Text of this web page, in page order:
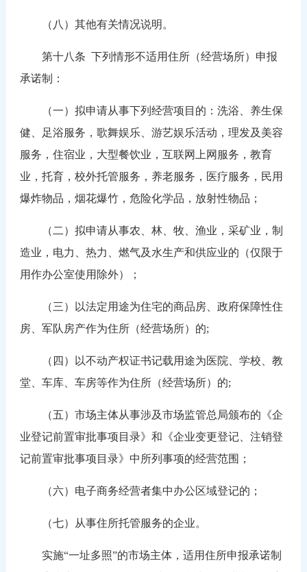
（八）其他有关情况说明。
第十八条 下列情形不适用住所（经营场所）申报
承诺制：
（一）拟申请从事下列经营项目的：洗浴、养生保
健、足浴服务，歌舞娱乐、游艺娱乐活动，理发及美容
服务，住宿业，大型餐饮业，互联网上网服务，教育
业，托育，校外托管服务，养老服务，医疗服务，民用
爆炸物品，烟花爆竹，危险化学品，放射性物品；
（二）拟申请从事农、林、牧、渔业，采矿业，制
造业，电力、热力、燃气及水生产和供应业的（仅限于
用作办公室使用除外）；
（三）以法定用途为住宅的商品房、政府保障性住
房、军队房产作为住所（经营场所）的;
（四）以不动产权证书记载用途为医院、学校、教
堂、车库、车房等作为住所（经营场所）的;
（五）市场主体从事涉及市场监管总局颁布的《企
业登记前置审批事项目录》和《企业变更登记、注销登
记前置审批事项目录》中所列事项的经营范围；
（六）电子商务经营者集中办公区域登记的；
（七）从事住所托管服务的企业。
实施“一址多照”的市场主体，适用住所申报承诺制